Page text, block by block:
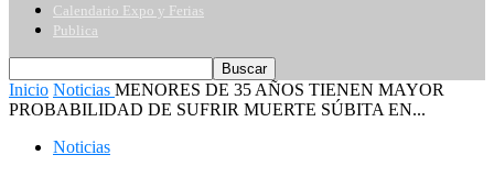
Calendario Expo y Ferias
Publica
Inicio Noticias MENORES DE 35 AÑOS TIENEN MAYOR
PROBABILIDAD DE SUFRIR MUERTE SÚBITA EN...
Noticias